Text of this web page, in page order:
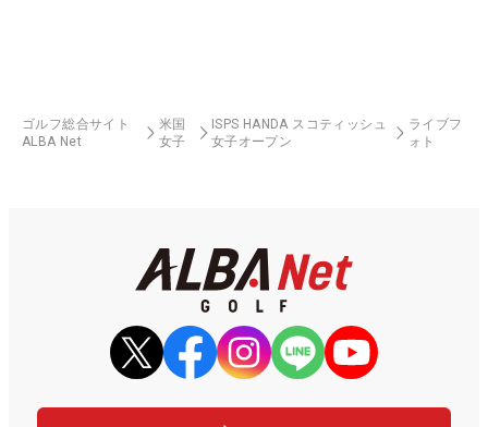
ゴルフ総合サイト
ALBA Net
米国
女子
ISPS HANDA スコティッシュ
女子オープン
ライブフ
ォト